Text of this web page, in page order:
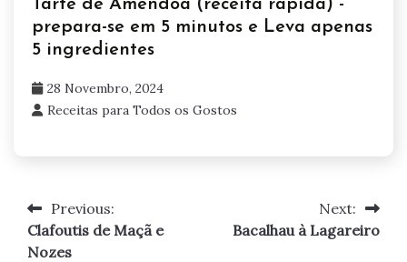
Tarte de Amêndoa (receita rápida) -
prepara-se em 5 minutos e Leva apenas
5 ingredientes
28 Novembro, 2024
Receitas para Todos os Gostos
Navegação
de
Previous:
Clafoutis de Maçã e
Nozes
Next:
Bacalhau à Lagareiro